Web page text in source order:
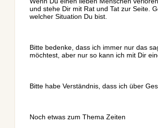
und stehe Dir mit Rat und Tat zur Seite.
welcher Situation Du bist.
Bitte bedenke, dass ich immer nur das
möchtest, aber nur so kann ich mit Dir
Bitte habe Verständnis, dass ich über
Noch etwas zum Thema Zeiten